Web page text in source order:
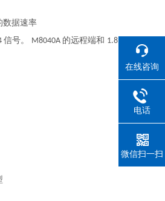
数据速率
信号。 M8040A 的远程端和 1.8
在线咨询
电话
微信扫一扫